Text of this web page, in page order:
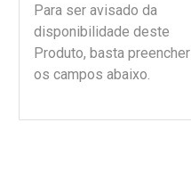
Para ser avisado da
disponibilidade deste
Produto, basta preencher
os campos abaixo.